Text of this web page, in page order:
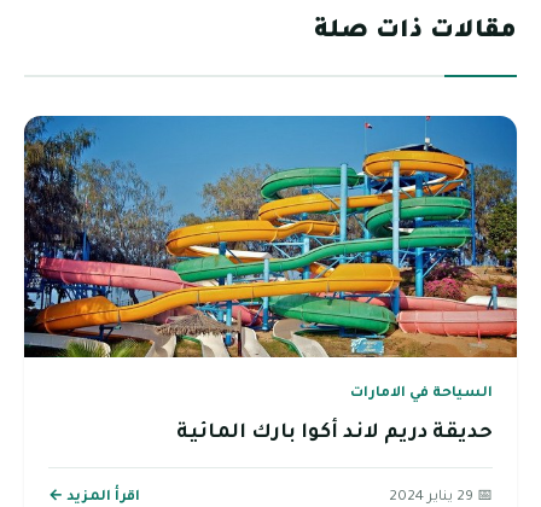
مقالات ذات صلة
السياحة في الامارات
حديقة دريم لاند أكوا بارك المائية
📅 29 يناير 2024 اقرأ المزيد ←